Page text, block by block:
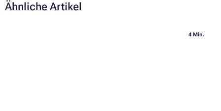
Ähnliche Artikel
4 Min.